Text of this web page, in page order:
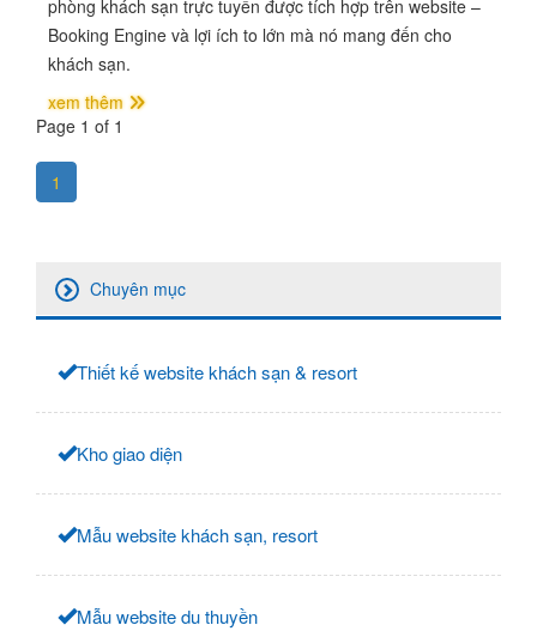
phòng khách sạn trực tuyến được tích hợp trên website –
Booking Engine và lợi ích to lớn mà nó mang đến cho
khách sạn.
xem thêm
Page 1 of 1
1
Chuyên mục
Thiết kế website khách sạn & resort
Kho giao diện
Mẫu website khách sạn, resort
Mẫu website du thuyền